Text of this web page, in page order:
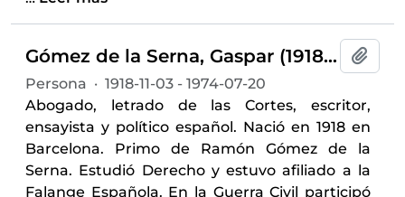
Gómez de la Serna, Gaspar (1918-1974)
Persona · 1918-11-03 - 1974-07-20
Abogado, letrado de las Cortes, escritor,
ensayista y político español. Nació en 1918 en
Barcelona. Primo de Ramón Gómez de la
Serna. Estudió Derecho y estuvo afiliado a la
Falange Española. En la Guerra Civil participó